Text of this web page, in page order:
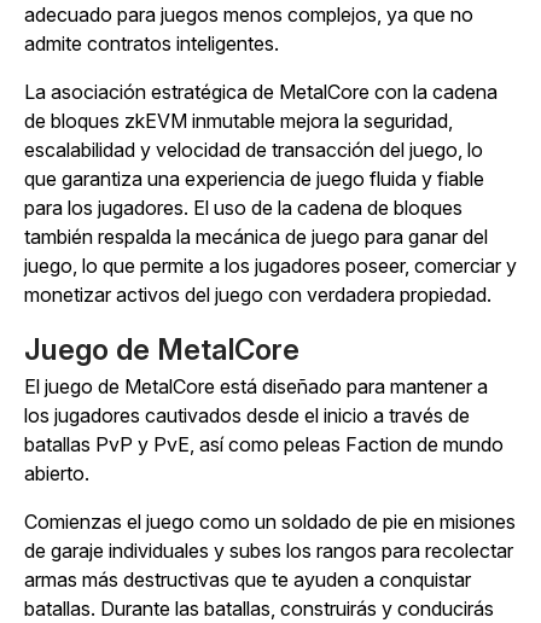
adecuado para juegos menos complejos, ya que no
admite contratos inteligentes.
La asociación estratégica de MetalCore con la cadena
de bloques zkEVM inmutable mejora la seguridad,
escalabilidad y velocidad de transacción del juego, lo
que garantiza una experiencia de juego fluida y fiable
para los jugadores. El uso de la cadena de bloques
también respalda la mecánica de juego para ganar del
juego, lo que permite a los jugadores poseer, comerciar y
monetizar activos del juego con verdadera propiedad.
Juego de MetalCore
El juego de MetalCore está diseñado para mantener a
los jugadores cautivados desde el inicio a través de
batallas PvP y PvE, así como peleas Faction de mundo
abierto.
Comienzas el juego como un soldado de pie en misiones
de garaje individuales y subes los rangos para recolectar
armas más destructivas que te ayuden a conquistar
batallas. Durante las batallas, construirás y conducirás